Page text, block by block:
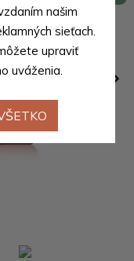
našim
sieťach.
upraviť
uváženia.